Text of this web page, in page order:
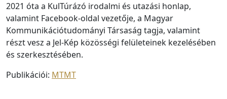
2021 óta a KulTúrázó irodalmi és utazási honlap,
valamint Facebook-oldal vezetője, a Magyar
Kommunikációtudományi Társaság tagja, valamint
részt vesz a Jel-Kép közösségi felületeinek kezelésében
és szerkesztésében.
Publikációi: MTMT